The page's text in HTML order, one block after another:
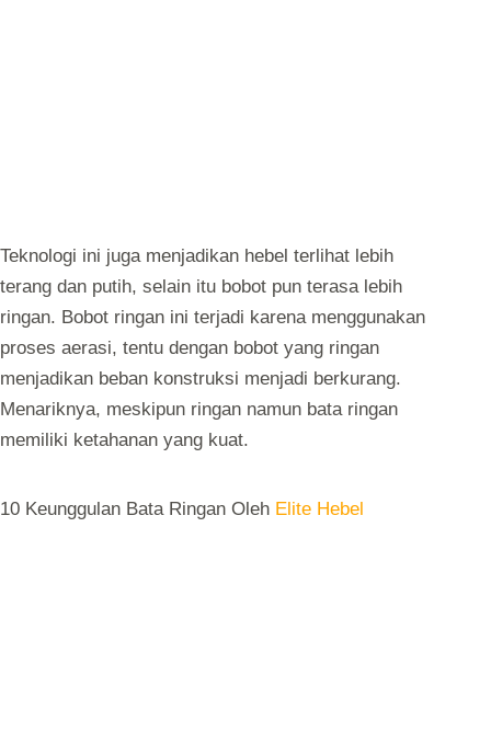
Teknologi ini juga menjadikan hebel terlihat lebih
terang dan putih, selain itu bobot pun terasa lebih
ringan. Bobot ringan ini terjadi karena menggunakan
proses aerasi, tentu dengan bobot yang ringan
menjadikan beban konstruksi menjadi berkurang.
Menariknya, meskipun ringan namun bata ringan
memiliki ketahanan yang kuat.
10 Keunggulan Bata Ringan Oleh Elite Hebel